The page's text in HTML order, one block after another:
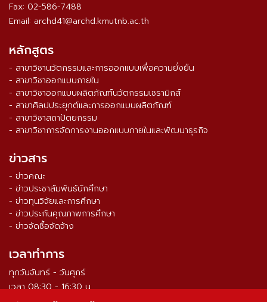
Fax: 02-586-7488
Email: archd41@archd.kmutnb.ac.th
หลักสูตร
- สาขาวิชานวัตกรรมและการออกแบบเพื่อความยั่งยืน
- สาขาวิชาออกแบบภายใน
- สาขาวิชาออกแบบผลิตภัณฑ์นวัตกรรมเซรามิกส์
- สาขาศิลปประยุกต์และการออกแบบผลิตภัณฑ์
- สาขาวิชาสถาปัตยกรรม
- สาขาวิชาการจัดการงานออกแบบภายในและพัฒนาธุรกิจ
ข่าวสาร
- ข่าวคณะ
- ข่าวประชาสัมพันธ์นักศึกษา
- ข่าวทุนวิจัยและการศึกษา
- ข่าวประกันคุณภาพการศึกษา
- ข่าวจัดซื้อจัดจ้าง
เวลาทำการ
ทุกวันจันทร์ - วันศุกร์
เวลา 08:30 - 16:30 น.